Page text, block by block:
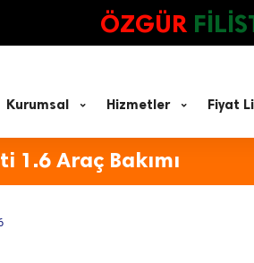
ÖZGÜR
Kurumsal Hizmetler Fiyat
1.6 Araç Bakımı